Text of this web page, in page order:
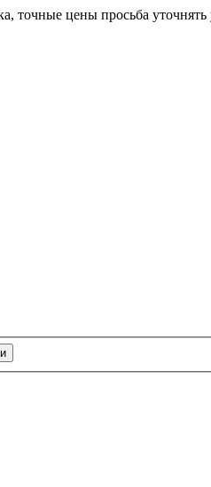
точные цены просьба